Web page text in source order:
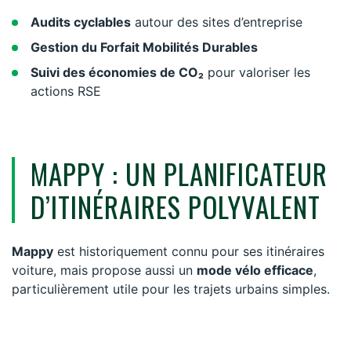
Audits cyclables autour des sites d’entreprise
Gestion du Forfait Mobilités Durables
Suivi des économies de CO₂ pour valoriser les
actions RSE
MAPPY : UN PLANIFICATEUR
D’ITINÉRAIRES POLYVALENT
Mappy est historiquement connu pour ses itinéraires
voiture, mais propose aussi un mode vélo efficace,
particulièrement utile pour les trajets urbains simples.